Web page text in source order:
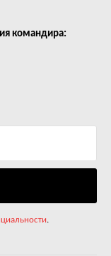
командира:
.